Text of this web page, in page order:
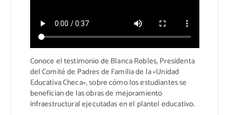
Conoce el testimonio de Blanca Robles, Presidenta
del Comité de Padres de Familia de la «Unidad
Educativa Checa», sobre cómo los estudiantes se
benefician de las obras de mejoramiento
infraestructural ejecutadas en el plantel educativo.